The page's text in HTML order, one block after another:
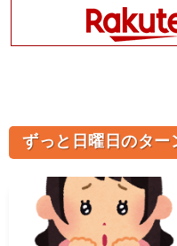
ずっと日曜日のター